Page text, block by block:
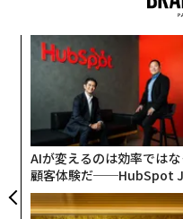
AIが変えるのは効率ではな
顧客体験だ──HubSpot
panが語る「Grow Better
な組織のつくり方